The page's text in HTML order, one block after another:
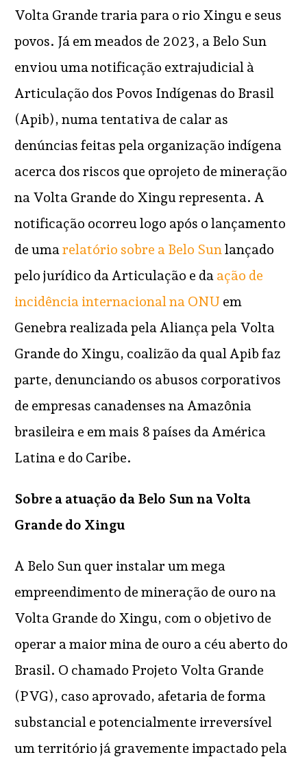
Volta Grande traria para o rio Xingu e seus
povos. Já em meados de 2023, a Belo Sun
enviou uma notificação extrajudicial à
Articulação dos Povos Indígenas do Brasil
(Apib), numa tentativa de calar as
denúncias feitas pela organização indígena
acerca dos riscos que oprojeto de mineração
na Volta Grande do Xingu representa. A
notificação ocorreu logo após o lançamento
de uma relatório sobre a Belo Sun lançado
pelo jurídico da Articulação e da ação de
incidência internacional na ONU em
Genebra realizada pela Aliança pela Volta
Grande do Xingu, coalizão da qual Apib faz
parte, denunciando os abusos corporativos
de empresas canadenses na Amazônia
brasileira e em mais 8 países da América
Latina e do Caribe.
Sobre a atuação da Belo Sun na Volta
Grande do Xingu
A Belo Sun quer instalar um mega
empreendimento de mineração de ouro na
Volta Grande do Xingu, com o objetivo de
operar a maior mina de ouro a céu aberto do
Brasil. O chamado Projeto Volta Grande
(PVG), caso aprovado, afetaria de forma
substancial e potencialmente irreversível
um território já gravemente impactado pela